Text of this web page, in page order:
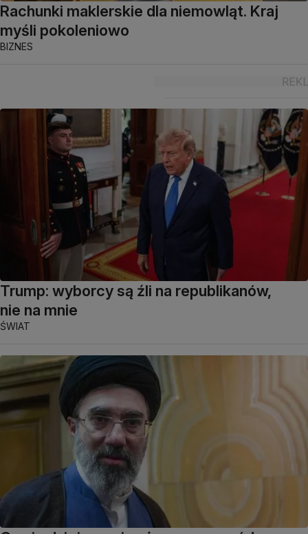
Rachunki maklerskie dla niemowląt. Kraj
myśli pokoleniowo
BIZNES
Trump: wyborcy są źli na republikanów,
nie na mnie
ŚWIAT